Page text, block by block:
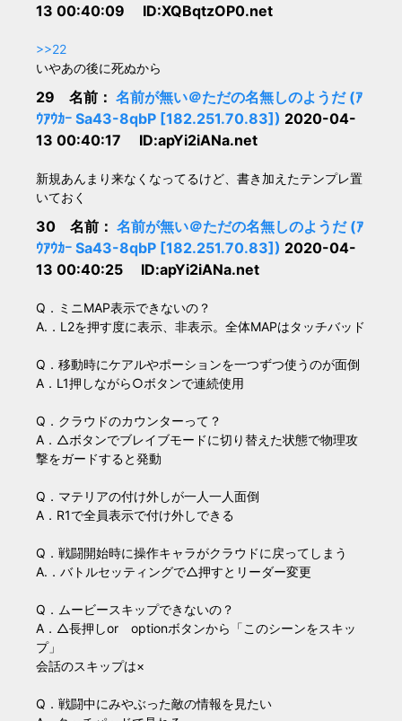
13 00:40:09 ID:XQBqtzOP0.net
>>22
いやあの後に死ぬから
29 名前： 名前が無い＠ただの名無しのようだ (ｱ
ｳｱｳｶｰ Sa43-8qbP [182.251.70.83]) 2020-04-
13 00:40:17 ID:apYi2iANa.net
新規あんまり来なくなってるけど、書き加えたテンプレ置
いておく
30 名前： 名前が無い＠ただの名無しのようだ (ｱ
ｳｱｳｶｰ Sa43-8qbP [182.251.70.83]) 2020-04-
13 00:40:25 ID:apYi2iANa.net
Q．ミニMAP表示できないの？
A.．L2を押す度に表示、非表示。全体MAPはタッチバッド
Q．移動時にケアルやポーションを一つずつ使うのが面倒
A．L1押しながら○ボタンで連続使用
Q．クラウドのカウンターって？
A．△ボタンでブレイブモードに切り替えた状態で物理攻
撃をガードすると発動
Q．マテリアの付け外しが一人一人面倒
A．R1で全員表示で付け外しできる
Q．戦闘開始時に操作キャラがクラウドに戻ってしまう
A.．バトルセッティングで△押すとリーダー変更
Q．ムービースキップできないの？
A．△長押しor optionボタンから「このシーンをスキッ
プ」
会話のスキップは×
Q．戦闘中にみやぶった敵の情報を見たい